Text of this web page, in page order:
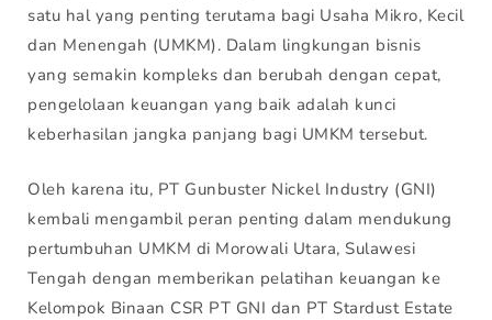
satu hal yang penting terutama bagi Usaha Mikro, Kecil
dan Menengah (UMKM). Dalam lingkungan bisnis
yang semakin kompleks dan berubah dengan cepat,
pengelolaan keuangan yang baik adalah kunci
keberhasilan jangka panjang bagi UMKM tersebut.
Oleh karena itu, PT Gunbuster Nickel Industry (GNI)
kembali mengambil peran penting dalam mendukung
pertumbuhan UMKM di Morowali Utara, Sulawesi
Tengah dengan memberikan pelatihan keuangan ke
Kelompok Binaan CSR PT GNI dan PT Stardust Estate